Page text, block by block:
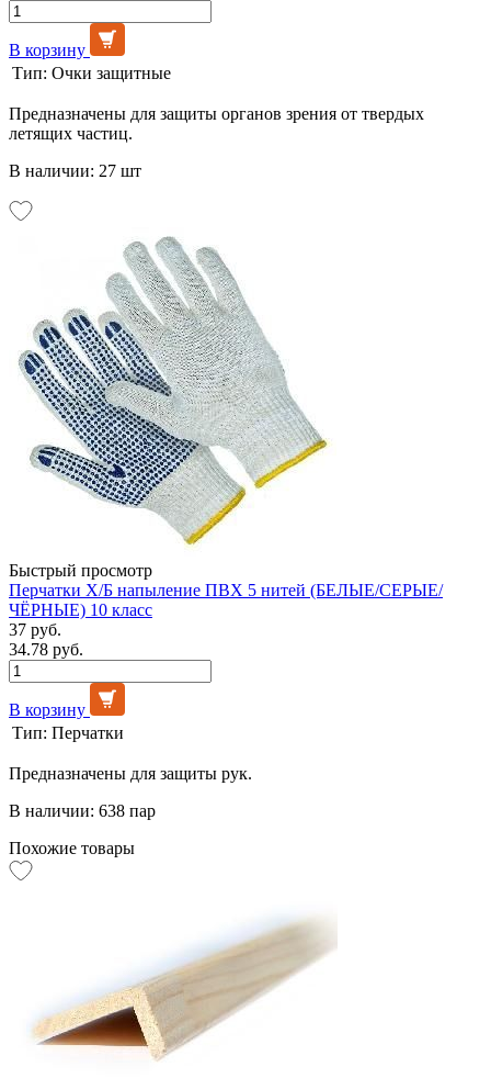
В корзину
Тип: Очки защитные
Предназначены для защиты органов зрения от твердых
летящих частиц.
В наличии: 27 шт
Быстрый просмотр
Перчатки Х/Б напыление ПВХ 5 нитей (БЕЛЫЕ/СЕРЫЕ/
ЧЁРНЫЕ) 10 класс
37 руб.
34.78 руб.
В корзину
Тип: Перчатки
Предназначены для защиты рук.
В наличии: 638 пар
Похожие товары